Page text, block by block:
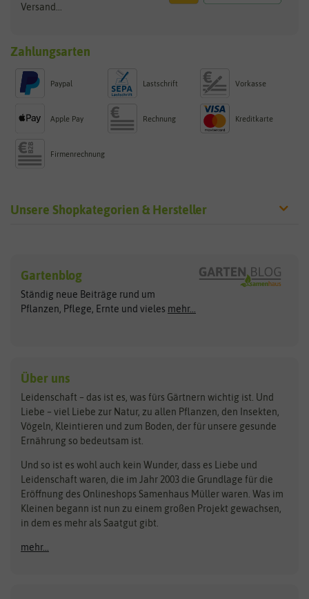
Versand...
Zahlungsarten
Paypal Lastschrift Vorkasse
Apple Pay Rechnung Kreditkarte
Firmenrechnung
Unsere Shopkategorien & Hersteller
Exotische Samen
Gemüsesamen
Gründünger
Kräutersamen
Obstsamen
Pilzbrut
Rasensamen
Steckzwiebeln
Zimmer & Kübelpflanzen
Kataloge
Schnäppchen
Anzucht & Gartenzubehör
Anzuchtschalen
Arche Noah
ASB Greenworld
Benary
Bingenheimer Saatgut
Bionana
BIOWOL
Blumicorn
Bûten Birds
Clever Pots
COMPO
Dürr-Samen
Feldsaaten Freudenberger
Fertil
Flora Elite
Gartenblog
Ständig neue Beiträge rund um
Pflanzen, Pflege, Ernte und vieles mehr...
Über uns
Leidenschaft – das ist es, was fürs Gärtnern wichtig ist. Und
Liebe – viel Liebe zur Natur, zu allen Pflanzen, den Insekten,
Vögeln, Kleintieren und zum Boden, der für unsere gesunde
Ernährung so bedeutsam ist.
Und so ist es wohl auch kein Wunder, dass es Liebe und
Leidenschaft waren, die im Jahr 2003 die Grundlage für die
Eröffnung des Onlineshops Samenhaus Müller waren. Was im
Kleinen begann ist nun zu einem großen Projekt gewachsen,
in dem es mehr als Saatgut gibt.
mehr...